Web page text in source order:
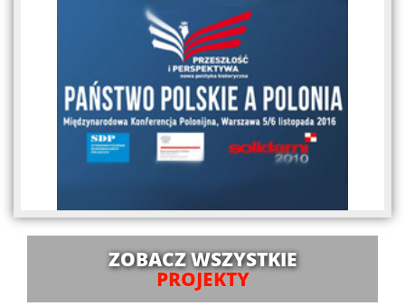
ZOBACZ WSZYSTKIE
PROJEKTY